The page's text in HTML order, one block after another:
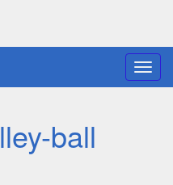
ball